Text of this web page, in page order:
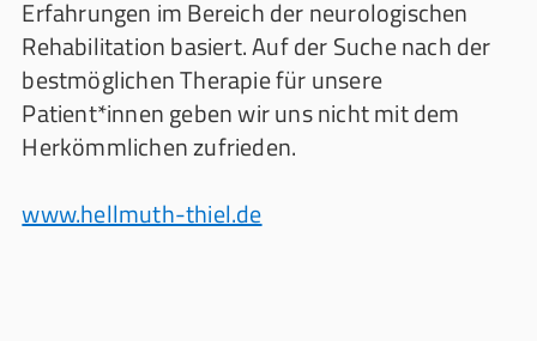
Erfahrungen im Bereich der neurologischen
Rehabilitation basiert. Auf der Suche nach der
bestmöglichen Therapie für unsere
Patient*innen geben wir uns nicht mit dem
Herkömmlichen zufrieden.
www.hellmuth-thiel.de